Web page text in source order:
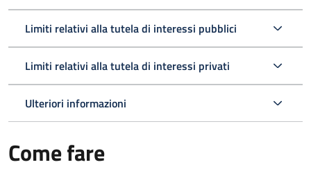
Limiti relativi alla tutela di interessi pubblici
Limiti relativi alla tutela di interessi privati
Ulteriori informazioni
Come fare